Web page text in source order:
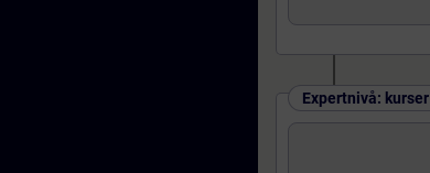
Expertnivå: kurser